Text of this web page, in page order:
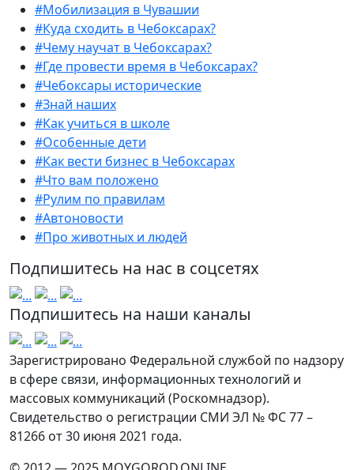
#Мобилизация в Чувашии
#Куда сходить в Чебоксарах?
#Чему научат в Чебоксарах?
#Где провести время в Чебоксарах?
#Чебоксары исторические
#Знай наших
#Как учиться в школе
#Особенные дети
#Как вести бизнес в Чебоксарах
#Что вам положено
#Рулим по правилам
#Автоновости
#Про животных и людей
Подпишитесь на нас в соцсетях
Подпишитесь на наши каналы
Зарегистрировано Федеральной службой по надзору
в сфере связи, информационных технологий и
массовых коммуникаций (Роскомнадзор).
Свидетельство о регистрации СМИ ЭЛ № ФС 77 –
81266 от 30 июня 2021 года.